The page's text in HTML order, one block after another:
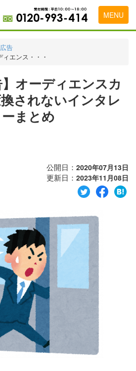
MENU
えの方
様へ
までの流れ
告
ィエンス・・・
】オーディエンスカ
されないインタレ
まとめ
公開日： 2020年07月13日
更新日： 2023年11月08日